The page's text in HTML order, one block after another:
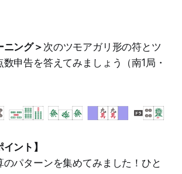
ニング＞ 次のツモアガリ形の符とツ
申告を答えてみましょう（南1局・
ント】
のパターンを集めてみました！ひと